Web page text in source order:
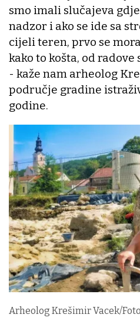
smo imali slučajeva
nadzor i ako se ide sa
cijeli teren, prvo se
kako to košta, od
- kaže nam arheolog
područje gradine
godine.
Arheolog Krešimir Vacek/